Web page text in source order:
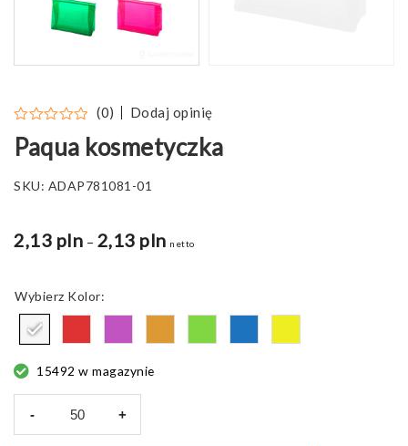
(0) Dodaj opinię
Paqua kosmetyczka
SKU: ADAP781081-01
2,13 pln – 2,13 plnZakres
do
netto
Kolor
15492 w magazynie
- +